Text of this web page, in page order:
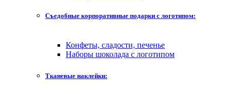
Съедобные корпоративные подарки с логотипом:
Конфеты, сладости, печенье
Наборы шоколада с логотипом
Тканевые наклейки: